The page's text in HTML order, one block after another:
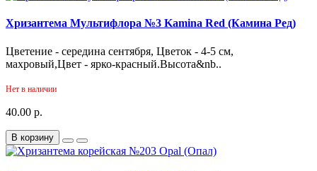
Хризантема Мультифлора №3 Kamina Red (Камина Ред)
Цветение - середина сентября, Цветок - 4-5 см,
махровый,Цвет - ярко-красный.Высота&nb..
Нет в наличии
40.00 р.
В корзину